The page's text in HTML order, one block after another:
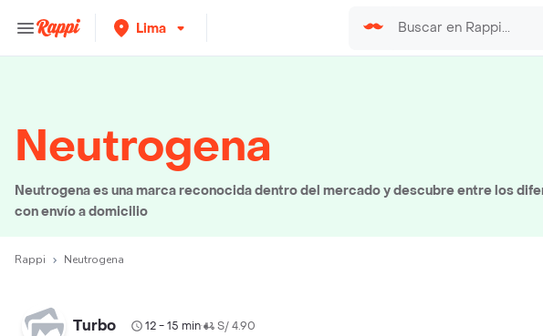
Lima
Neutrogena
Neutrogena es una marca reconocida dentro del mercado y descubre entre los
con envío a domicilio
Rappi Neutrogena
Turbo 12 - 15 min• S/ 4.90